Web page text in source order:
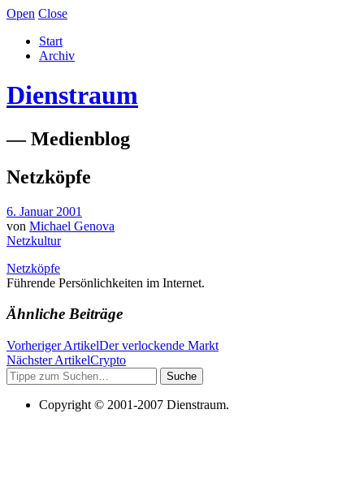
Open Close
Start
Archiv
Dienstraum
— Medienblog
Netzköpfe
6. Januar 2001
von Michael Genova
Netzkultur
Netzköpfe
Führende Persönlichkeiten im Internet.
Ähnliche Beiträge
Vorheriger ArtikelDer verlockende Markt
Nächster ArtikelCrypto
Suche
Copyright © 2001-2007 Dienstraum.